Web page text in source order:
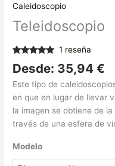
Caleidoscopio
Teleidoscopio
con5.00 de
valoración
de un cliente
1 reseña
Desde: 35,94€
Este tipo de
en que en lugar de llevar
la imagen se obtiene de
través de una esfera de
Modelo